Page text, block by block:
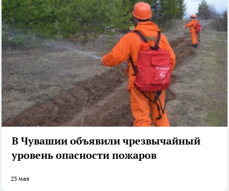
В Чувашии объявили чрезвычайный
уровень опасности пожаров
23 мая